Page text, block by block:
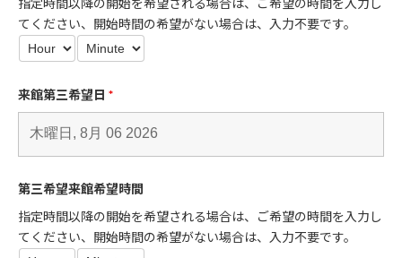
てください、開始時間の希望がない場合は、入力不要です。
来館第三希望日 *
第三希望来館希望時間
指定時間以降の開始を希望される場合は、ご希望の時間を入力し
てください、開始時間の希望がない場合は、入力不要です。